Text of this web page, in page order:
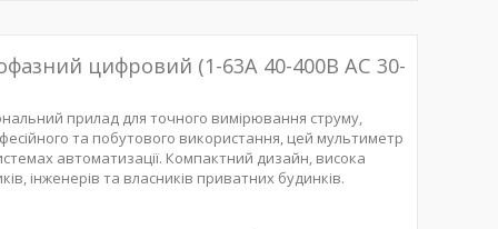
цифровий (1-63А 40-400B AC 30-
прилад для точного вимірювання струму,
та побутового використання, цей мультиметр
автоматизації. Компактний дизайн, висока
інженерів та власників приватних будинків.